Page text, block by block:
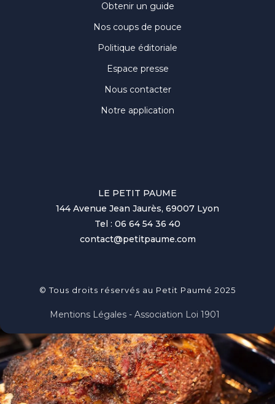
Obtenir un guide
Nos coups de pouce
Politique éditoriale
Espace presse
Nous contacter
Notre application
LE PETIT PAUME
144 Avenue Jean Jaurès, 69007 Lyon
Tel : 06 64 54 36 40
contact@petitpaume.com
© Tous droits réservés au Petit Paumé 2025
Mentions Légales - Association Loi 1901